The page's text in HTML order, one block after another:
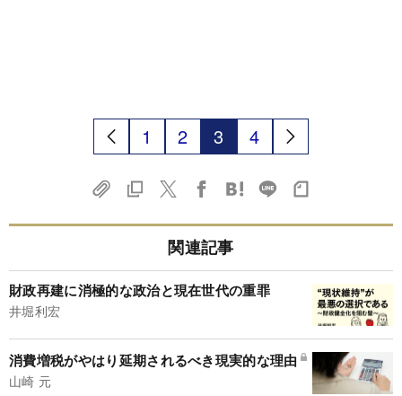
1 2 3 4
関連記事
財政再建に消極的な政治と現在世代の重罪
井堀利宏
消費増税がやはり延期されるべき現実的な理由
山崎 元